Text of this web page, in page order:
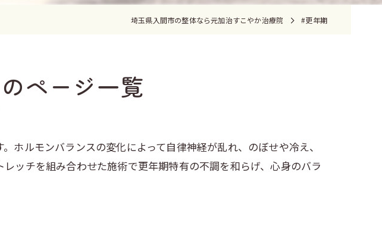
埼玉県入間市の整体なら元加治すこやか治療院 #更年期
ページ一覧
ホルモンバランスの変化によって自律神経が乱れ、のぼせや冷え、
ッチを組み合わせた施術で更年期特有の不調を和らげ、心身のバラ